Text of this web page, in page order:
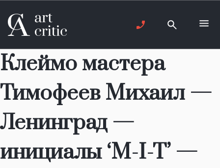
Клеймо мастера
Тимофеев Михаил —
Ленинград —
инициалы ‘M-I-T’ —